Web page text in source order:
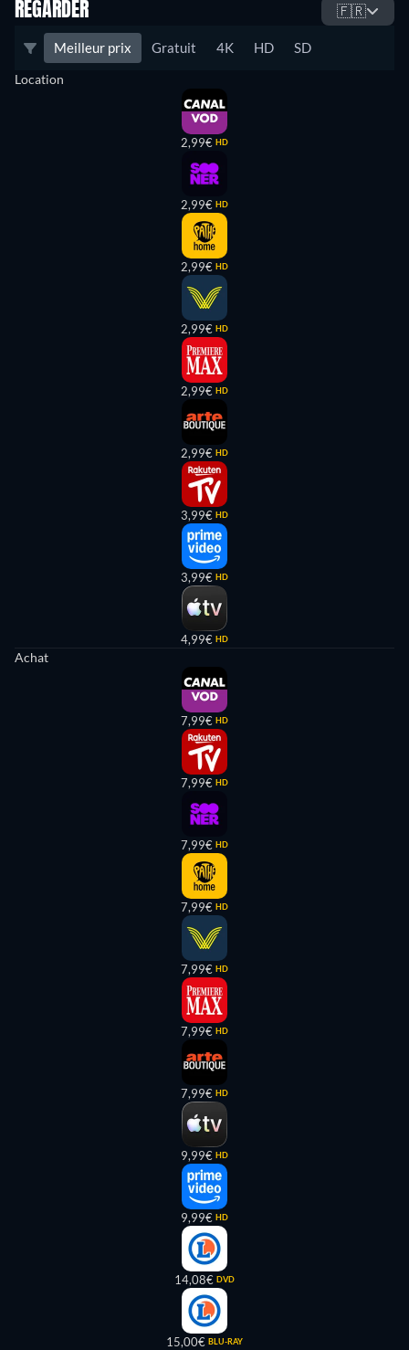
REGARDER 🇫🇷
Meilleur prix Gratuit 4K HD SD
Location
2,99€ HD
2,99€ HD
2,99€ HD
2,99€ HD
2,99€ HD
2,99€ HD
3,99€ HD
3,99€ HD
4,99€ HD
Achat
7,99€ HD
7,99€ HD
7,99€ HD
7,99€ HD
7,99€ HD
7,99€ HD
7,99€ HD
9,99€ HD
9,99€ HD
14,08€ DVD
15,00€ BLU-RAY